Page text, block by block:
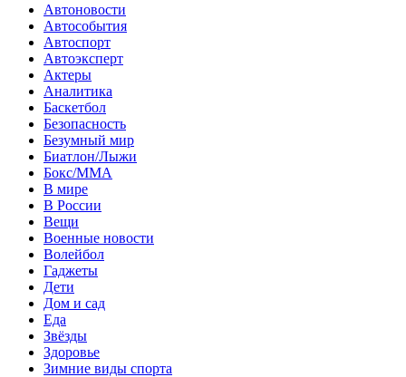
Автоновости
Автособытия
Автоспорт
Автоэксперт
Актеры
Аналитика
Баскетбол
Безопасность
Безумный мир
Биатлон/Лыжи
Бокс/MMA
В мире
В России
Вещи
Военные новости
Волейбол
Гаджеты
Дети
Дом и сад
Еда
Звёзды
Здоровье
Зимние виды спорта